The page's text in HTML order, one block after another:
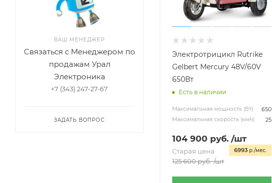
Электротрицикл Rutrike
Gelbert Mercury 48V/60V
650Вт
Есть в наличии
Максимальная мощность (Вт) 650
Максимальная скорость (км/ч) 25
104 900 руб. /шт
6993 р./мес.
Старая цена
125 600руб. /шт
ВАШ МЕНЕДЖЕР
Связаться с Менеджером по
продажам Урал
Электроника
+7 (343) 247-27-67
ЗАДАТЬ ВОПРОС